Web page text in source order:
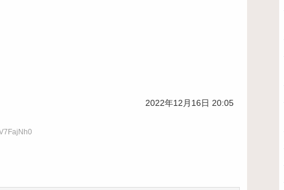
2022年12月16日 20:05